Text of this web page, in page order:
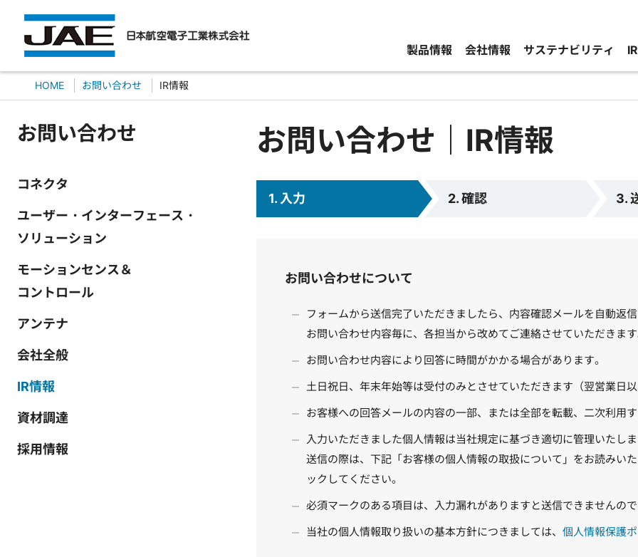
製品情報 会社情報 サステナビリティ
HOME お問い合わせ IR情報
お問い合わせ
コネクタ
ユーザー・インターフェース・
ソリューション
モーションセンス＆
コントロール
アンテナ
会社全般
IR情報
資材調達
採用情報
お問い合わせ｜IR情報
1. 入力 2. 確認 3.
お問い合わせについて
フォームから送信完了いただきましたら、内容確認メールを自動返
お問い合わせ内容毎に、各担当から改めてご連絡させていただきま
お問い合わせ内容により回答に時間がかかる場合があります。
土日祝日、年末年始等は受付のみとさせていただきます（翌営業日
お客様への回答メールの内容の一部、または全部を転載、二次利用
入力いただきました個人情報は当社規定に基づき適切に管理いたし
送信の際は、下記「お客様の個人情報の取扱について」をお読みい
ックしてください。
必須マークのある項目は、入力漏れがありますと送信できませんの
当社の個人情報取り扱いの基本方針につきましては、 個人情報保護